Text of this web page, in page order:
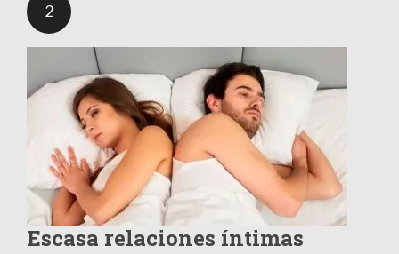
2
Escasa relaciones íntimas